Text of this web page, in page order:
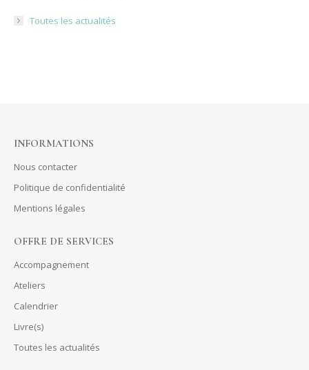
Toutes les actualités
INFORMATIONS
Nous contacter
Politique de confidentialité
Mentions légales
OFFRE DE SERVICES
Accompagnement
Ateliers
Calendrier
Livre(s)
Toutes les actualités